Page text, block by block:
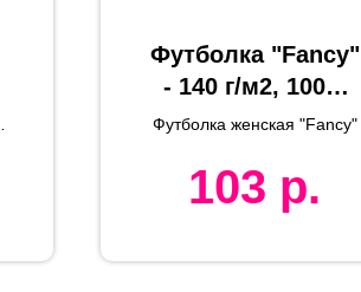
Футболка "Fancy"
- 140 г/м2, 100%
хлопок, белый_S
Футболка женская "Fancy"
103 р.